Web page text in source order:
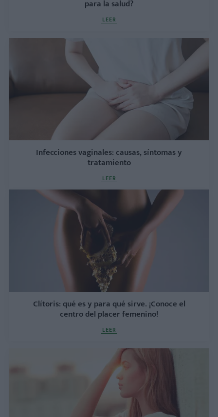
para la salud?
LEER
Infecciones vaginales: causas, síntomas y
tratamiento
LEER
Clítoris: qué es y para qué sirve. ¡Conoce el
centro del placer femenino!
LEER